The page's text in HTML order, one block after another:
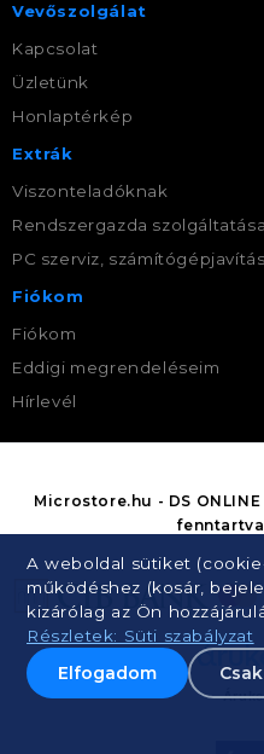
Vevőszolgálat
Kapcsolat
Üzletünk
Honlaptérkép
Extrák
Viszonteladóknak
Rendszergazda
PC szerviz,
Fiókom
Fiókom
Eddigi megrendeléseim
Hírlevél
A weboldal sütiket
működéshez (kosár,
kizárólag az Ön
Részletek: Süti szabályzat
Elfogadom
Microstore.hu - DS
fenntartva